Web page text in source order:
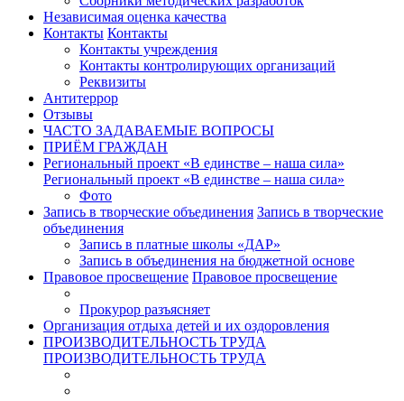
Независимая оценка качества
Контакты Контакты
Контакты учреждения
Контакты контролирующих организаций
Реквизиты
Антитеррор
Отзывы
ЧАСТО ЗАДАВАЕМЫЕ ВОПРОСЫ
ПРИЁМ ГРАЖДАН
Региональный проект «В единстве – наша сила»
Региональный проект «В единстве – наша сила»
Фото
Запись в творческие объединения Запись в творческие
объединения
Запись в платные школы «ДАР»
Запись в объединения на бюджетной основе
Правовое просвещение Правовое просвещение
Прокурор разъясняет
Организация отдыха детей и их оздоровления
ПРОИЗВОДИТЕЛЬНОСТЬ ТРУДА
ПРОИЗВОДИТЕЛЬНОСТЬ ТРУДА